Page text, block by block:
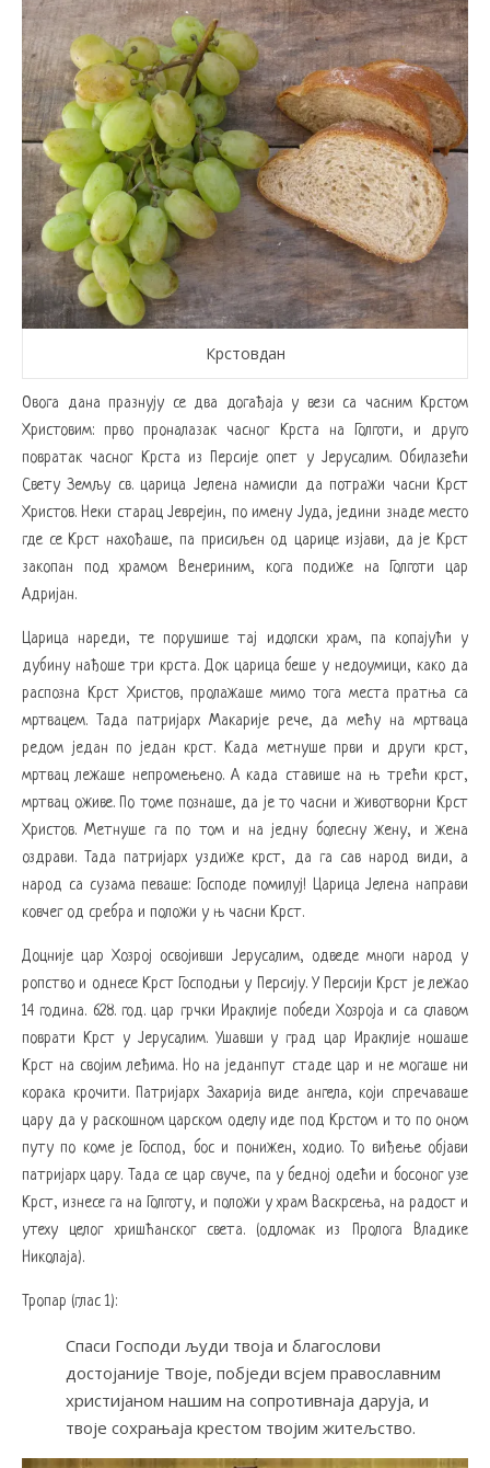
Крстовдан
Овога дана празнују се два догађаја у вези са часним Крстом
Христовим: прво проналазак часног Крста на Голготи, и друго
повратак часног Крста из Персије опет у Јерусалим. Обилазећи
Свету Земљу св. царица Јелена намисли да потражи часни Крст
Христов. Неки старац Јеврејин, по имену Јуда, једини знаде место
где се Крст нахођаше, па присиљен од царице изјави, да је Крст
закопан под храмом Венериним, кога подиже на Голготи цар
Адријан.
Царица нареди, те порушише тај идолски храм, па копајући у
дубину нађоше три крста. Док царица беше у недоумици, како да
распозна Крст Христов, пролажаше мимо тога места пратња са
мртвацем. Тада патријарх Макарије рече, да мећу на мртваца
редом један по један крст. Када метнуше први и други крст,
мртвац лежаше непромењено. А када ставише на њ трећи крст,
мртвац оживе. По томе познаше, да је то часни и животворни Крст
Христов. Метнуше га по том и на једну болесну жену, и жена
оздрави. Тада патријарх уздиже крст, да га сав народ види, а
народ са сузама певаше: Господе помилуј! Царица Јелена направи
ковчег од сребра и положи у њ часни Крст.
Доцније цар Хозрој освојивши Јерусалим, одведе многи народ у
ропство и однесе Крст Господњи у Персију. У Персији Крст је лежао
14 година. 628. год. цар грчки Ираклије победи Хозроја и са славом
поврати Крст у Јерусалим. Ушавши у град цар Ираклије ношаше
Крст на својим леђима. Но на једанпут стаде цар и не могаше ни
корака крочити. Патријарх Захарија виде ангела, који спречаваше
цару да у раскошном царском оделу иде под Крстом и то по оном
путу по коме је Господ, бос и понижен, ходио. То виђење објави
патријарх цару. Тада се цар свуче, па у бедној одећи и босоног узе
Крст, изнесе га на Голготу, и положи у храм Васкрсења, на радост и
утеху целог хришћанског света. (одломак из Пролога Владике
Николаја).
Тропар (глас 1):
Спаси Господи људи твоја и благослови
достојаније Твоје, побједи всјем православним
христијаном нашим на сопротивнаја даруја, и
твоје сохрањаја крестом твојим житељство.